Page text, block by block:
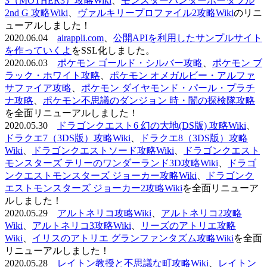
2nd G 攻略Wiki
ヴァルキリープロファイル2攻略Wikiのリニ
ューアルしました！
2020.06.04 airappli.com
公開APIを利用したサンプルサイト
を作っていくよ をSSL化しました。
2020.06.03 ポケモン ゴールド・シルバー攻略
ポケモン ブ
ラック・ホワイト攻略
ポケモン オメガルビー・アルファ
サファイア攻略
ポケモン ダイヤモンド・パール・プラチ
ナ攻略
ポケモン不思議のダンジョン 時・闇の探検隊攻略
を全面リニューアルしました！
2020.05.30
ドラゴンクエスト6 幻の大地(DS版) 攻略Wiki
ドラクエ7（3DS版）攻略Wiki
ドラクエ8（3DS版）攻略
Wiki
ドラゴンクエストソード攻略Wiki
ドラゴンクエスト
モンスターズ テリーのワンダーランド3D攻略Wiki
ドラゴ
ンクエストモンスターズ ジョーカー攻略Wiki
ドラゴンク
エストモンスターズ ジョーカー2攻略Wikiを全面リニューア
ルしました！
2020.05.29 アルトネリコ攻略Wiki
アルトネリコ2攻略
Wiki
アルトネリコ3攻略Wiki
リーズのアトリエ攻略
Wiki
イリスのアトリエ グランファンタズム攻略Wikiを全面
リニューアルしました！
2020.05.28
レイトン教授と不思議な町攻略Wiki
レイトン